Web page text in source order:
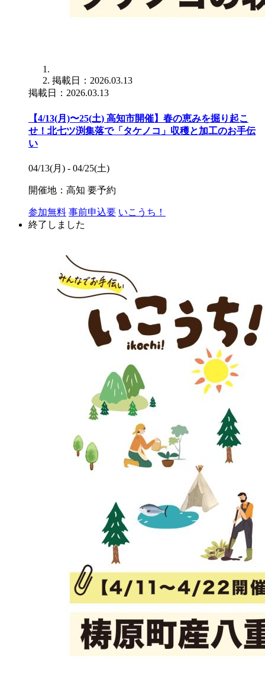
掲載日：2026.03.13
掲載日：2026.03.13
【4/13(月)〜25(土) 高知市開催】春の恵みを掘り起こ
せ！北七ツ渕集落で「タケノコ」収穫と加工のお手伝
い
04/13(月) - 04/25(土)
開催地：高知 要予約
参加無料 事前申込要 いこうち！
終了しました